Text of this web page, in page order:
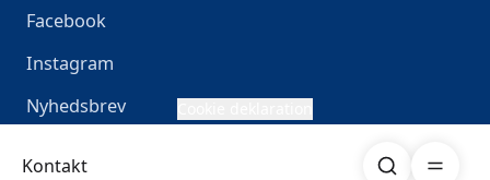
Kontakt Søg
Facebook
Instagram
Nyhedsbrev